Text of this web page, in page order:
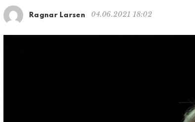
Ragnar Larsen 04.06.2021 18:02